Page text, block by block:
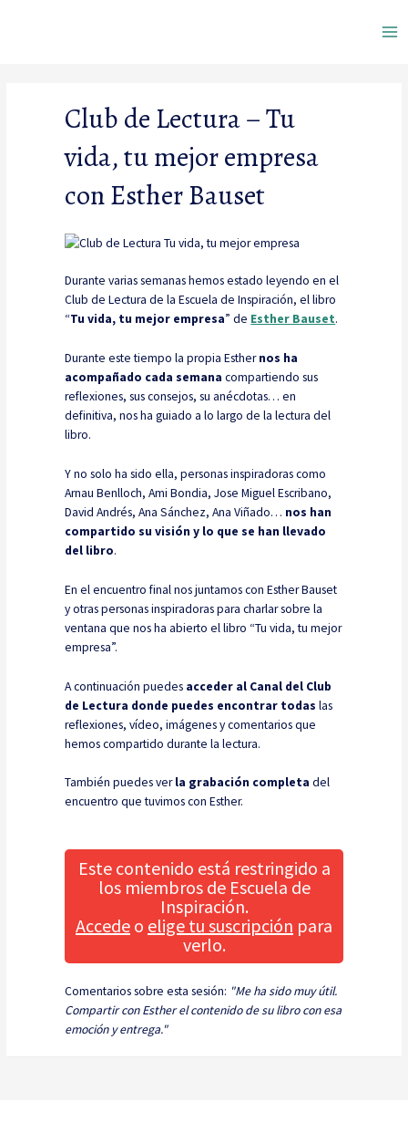
Club de Lectura – Tu
vida, tu mejor empresa
con Esther Bauset
Durante varias semanas hemos estado leyendo en el
Club de Lectura de la Escuela de Inspiración, el libro
“Tu vida, tu mejor empresa” de Esther Bauset.
Durante este tiempo la propia Esthernos ha
acompañado cada semana compartiendo sus
reflexiones, sus consejos, su anécdotas… en
definitiva, nos ha guiado a lo largo de la lectura del
libro.
Y no solo ha sido ella, personas inspiradoras como
Arnau Benlloch, Ami Bondia, Jose Miguel Escribano,
David Andrés, Ana Sánchez, Ana Viñado… nos han
compartido su visión y lo que se han llevado
del libro.
En el encuentro final nos juntamos con Esther Bauset
y otras personas inspiradoras para charlar sobre la
ventana que nos ha abierto el libro “Tu vida, tu mejor
empresa”.
A continuación puedes acceder al Canal del Club
de Lectura donde puedes encontrar todas las
reflexiones, vídeo, imágenes y comentarios que
hemos compartido durante la lectura.
También puedes verla grabación completa del
encuentro que tuvimos con Esther.
Este contenido está restringido a
los miembros de Escuela de
Inspiración.
Accede o elige tu suscripción para
verlo.
Comentarios sobre esta sesión: "Me ha sido muy útil.
Compartir con Esther el contenido de su libro con esa
emoción y entrega."